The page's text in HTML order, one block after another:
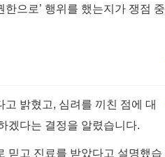
으로’ 행위를 했는지가 쟁점 중
밝혔고, 심려를 끼친 점에 대
겠다는 결정을 알렸습니다.
믿고 진료를 받았다고 설명했습